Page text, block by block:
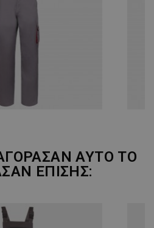
ΑΥΤΌ ΤΟ
ΕΠΊΣΗΣ: